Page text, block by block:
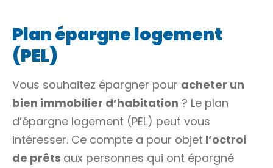
Plan épargne logement
(PEL)
Vous souhaitez épargner pour acheter un
bien immobilier d’habitation ? Le plan
d’épargne logement (PEL) peut vous
intéresser. Ce compte a pour objet l’octroi
de prêts aux personnes qui ont épargné